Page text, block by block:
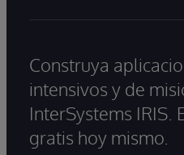
Construya
intensivos y de
InterSystems IRIS.
gratis hoy mismo.